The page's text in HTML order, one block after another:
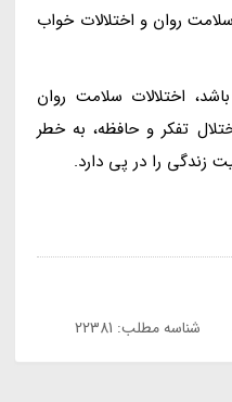
روان و اختلالات خواب
اختلالات سلامت روان
تفکر و حافظه، به خطر
زندگی را در پی دارد.
شناسه مطلب: 22381